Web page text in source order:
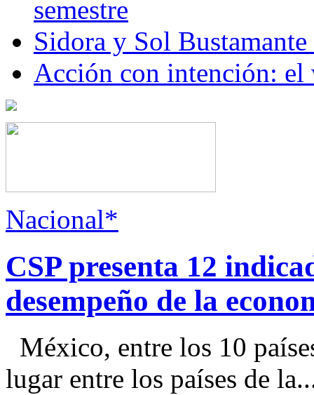
semestre
Sidora y Sol
Acción con intención: el
Nacional*
CSP presenta 12
desempeño de la
México, entre los 10
lugar entre los países de